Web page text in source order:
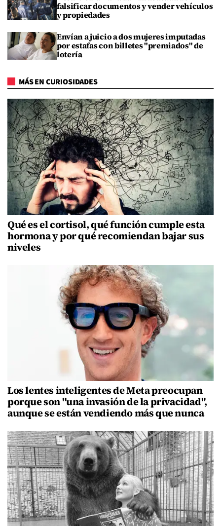
falsificar documentos y vender vehículos
y propiedades
Envían a juicio a dos mujeres imputadas
por estafas con billetes "premiados" de
lotería
MÁS EN CURIOSIDADES
Qué es el cortisol, qué función cumple esta
hormona y por qué recomiendan bajar sus
niveles
Los lentes inteligentes de Meta preocupan
porque son "una invasión de la privacidad",
aunque se están vendiendo más que nunca